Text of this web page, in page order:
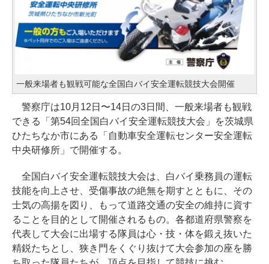
一般来場者も観戦可能な全国白バイ安全運転競技大会開催
警察庁は10月12日〜14日の3日間、一般来場者も観戦
できる「第54回全国白バイ安全運転競技大会」を茨城県
ひたちなか市にある「自動車安全運転センター安全運転
中央研修所」で開催する。
全国白バイ安全運転競技大会は、白バイ乗務員の運転
技能を向上させ、受傷事故の絶無を期すとともに、その
士気の高揚を図り、もって道路交通の安全の維持に資す
ることを目的として開催されるもの。各都道府県警察を
代表して大会に出場する隊員は心・技・体を鍛え抜いた
精鋭たちとし、狭き門をくぐり抜けて大会参加の座を勝